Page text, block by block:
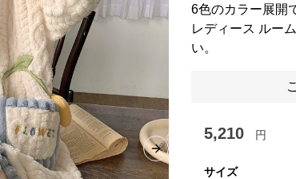
Next slide
6色のカラー展開
レディース ルー
い。
5,210 円
サイズ